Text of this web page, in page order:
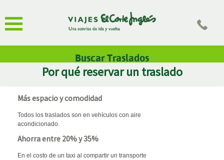
Buscar Traslados
Por qué reservar un traslado
Más espacio y comodidad
Todos los traslados son en vehículos con aire
acondicionado.
Ahorra entre 20% y 35%
En el costo de un taxi al compartir un transporte